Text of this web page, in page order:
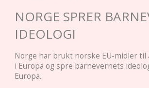
NORGE SPRER
IDEOLOGI
Norge har brukt norske EU-midler til
i Europa og spre barnevernets
Europa.